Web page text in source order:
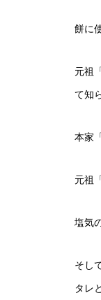
餅に
元祖
て知
本家
元祖
塩気
そし
タレ